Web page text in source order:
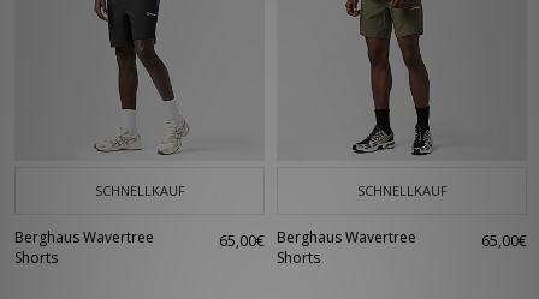
SCHNELLKAUF
Berghaus Wavertree
Shorts
65,00€
SCHNELLKAUF
Berghaus Wavertree
Shorts
65,00€